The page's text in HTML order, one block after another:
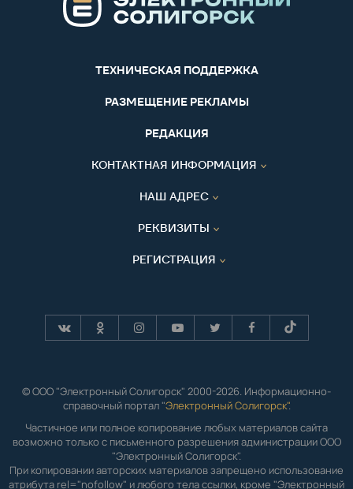
ТЕХНИЧЕСКАЯ ПОДДЕРЖКА
РАЗМЕЩЕНИЕ РЕКЛАМЫ
РЕДАКЦИЯ
КОНТАКТНАЯ ИНФОРМАЦИЯ
НАШ АДРЕС
РЕКВИЗИТЫ
РЕГИСТРАЦИЯ
© ООО "Электронный Солигорск" 2000-2026. Информационно-
справочный портал "Электронный Солигорск".
Частичное или полное копирование любых материалов сайта
возможно только с письменного разрешения администрации ООО
"Электронный Солигорск".
При копировании авторских материалов запрещено использование
атрибута rel="nofollow" и любого тела ссылки, кроме "Электронный